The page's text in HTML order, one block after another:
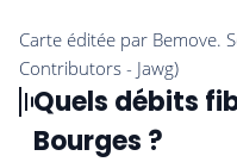
Quels débits
Bourges ?